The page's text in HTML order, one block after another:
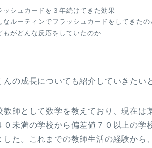
ッシュカードを３年続けてきた効果
なルーティンでフラッシュカードをしてきたの
もがどんな反応をしていたのか
んの成長についても紹介していきたい
教師として数学を教えており、現在は
０未満の学校から偏差値７０以上の学
した。これまでの教師生活の経験から